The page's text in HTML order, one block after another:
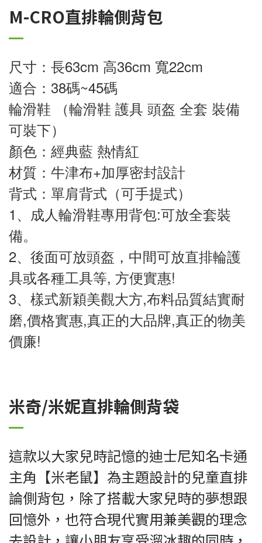
M-CRO直排輪側背包
尺寸：長63cm 高36cm 寬22cm
適合：38碼~45碼
輪滑鞋 （輪滑鞋 護具 頭盔 全套 裝備
可裝下）
顏色：經典藍 熱情紅
材質：牛津布+加厚密封設計
背式：單肩背式（可手提式）
1、成人輪滑鞋專用背包:可放全套裝
備。
2、後面可放頭盔，中間可放直排輪護
具或各種工具等, 方便實惠!
3、樣式新穎美觀大方,布料品質結實耐
磨,價格實惠,真正的大品牌,真正的物美
價廉!
米奇/米妮直排輪側背袋
這款以大家兒時記憶的迪士尼知名卡通
主角【米老鼠】為主題設計的兒童直排
論側背包，除了搭載大家兒時的夢想跟
回憶外，也符合現代實用兼美觀的理念